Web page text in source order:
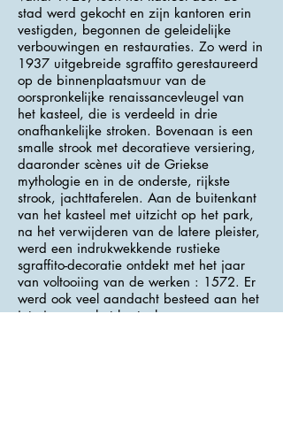
stad werd gekocht en zijn kantoren erin
vestigden, begonnen de geleidelijke
verbouwingen en restauraties. Zo werd in
1937 uitgebreide sgraffito gerestaureerd
op de binnenplaatsmuur van de
oorspronkelijke renaissancevleugel van
het kasteel, die is verdeeld in drie
onafhankelijke stroken. Bovenaan is een
smalle strook met decoratieve versiering,
daaronder scènes uit de Griekse
mythologie en in de onderste, rijkste
strook, jachttaferelen. Aan de buitenkant
van het kasteel met uitzicht op het park,
na het verwijderen van de latere pleister,
werd een indrukwekkende rustieke
sgraffito-decoratie ontdekt met het jaar
van voltooiing van de werken : 1572. Er
werd ook veel aandacht besteed aan het
interieur van het kasteel.